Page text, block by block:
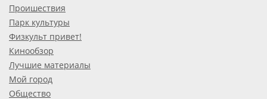
Проишествия
Парк культуры
Физкульт привет!
Кинообзор
Лучшие материалы
Мой город
Общество